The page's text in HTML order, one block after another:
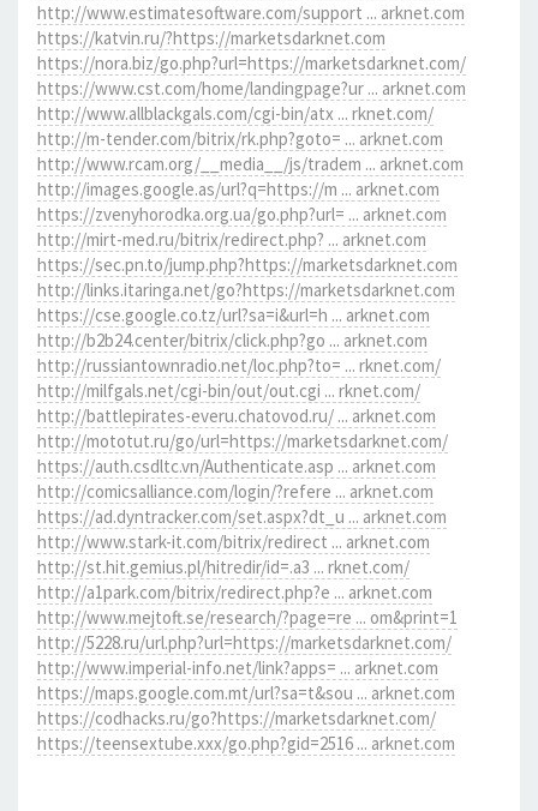
http://www.estimatesoftware.com/support ... arknet.com
https://katvin.ru/?https://marketsdarknet.com
https://nora.biz/go.php?url=https://marketsdarknet.com/
https://www.cst.com/home/landingpage?ur ... arknet.com
http://www.allblackgals.com/cgi-bin/atx ... rknet.com/
http://m-tender.com/bitrix/rk.php?goto= ... arknet.com
http://www.rcam.org/__media__/js/tradem ... arknet.com
http://images.google.as/url?q=https://m ... arknet.com
https://zvenyhorodka.org.ua/go.php?url= ... arknet.com
http://mirt-med.ru/bitrix/redirect.php? ... arknet.com
https://sec.pn.to/jump.php?https://marketsdarknet.com
http://links.itaringa.net/go?https://marketsdarknet.com
https://cse.google.co.tz/url?sa=i&url=h ... arknet.com
http://b2b24.center/bitrix/click.php?go ... arknet.com
http://russiantownradio.net/loc.php?to= ... rknet.com/
http://milfgals.net/cgi-bin/out/out.cgi ... rknet.com/
http://battlepirates-everu.chatovod.ru/ ... arknet.com
http://mototut.ru/go/url=https://marketsdarknet.com/
https://auth.csdltc.vn/Authenticate.asp ... arknet.com
http://comicsalliance.com/login/?refere ... arknet.com
https://ad.dyntracker.com/set.aspx?dt_u ... arknet.com
http://www.stark-it.com/bitrix/redirect ... arknet.com
http://st.hit.gemius.pl/hitredir/id=.a3 ... rknet.com/
http://a1park.com/bitrix/redirect.php?e ... arknet.com
http://www.mejtoft.se/research/?page=re ... om&print=1
http://5228.ru/url.php?url=https://marketsdarknet.com/
http://www.imperial-info.net/link?apps= ... arknet.com
https://maps.google.com.mt/url?sa=t&sou ... arknet.com
https://codhacks.ru/go?https://marketsdarknet.com/
https://teensextube.xxx/go.php?gid=2516 ... arknet.com